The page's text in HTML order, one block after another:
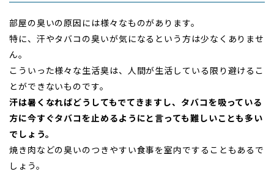
部屋の臭いの原因には様々なものがあります。
特に、汗やタバコの臭いが気になるという方は少なくありませ
ん。
こういった様々な生活臭は、人間が生活している限り避けるこ
とができないものです。
汗は暑くなればどうしてもでてきますし、タバコを吸っている
方に今すぐタバコを止めるようにと言っても難しいことも多い
でしょう。
焼き肉などの臭いのつきやすい食事を室内ですることもあるで
しょう。